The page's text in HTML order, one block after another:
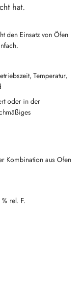
hat.
den Einsatz von Öfen
Temperatur,
oder in der
Kombination aus Ofen
rel. F.